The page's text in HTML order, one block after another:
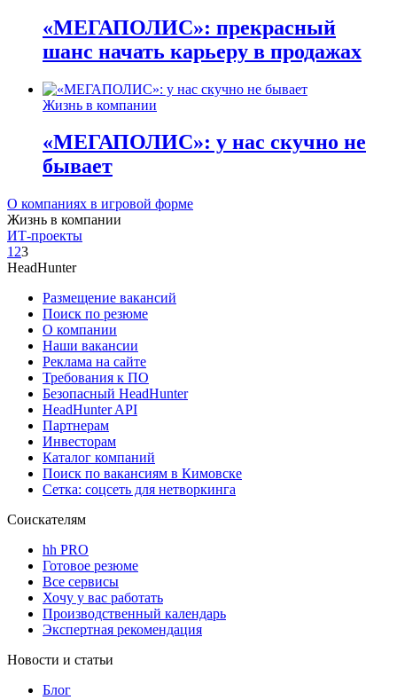
«МЕГАПОЛИС»: прекрасный
шанс начать карьеру в продажах
Жизнь в компании
«МЕГАПОЛИС»: у нас скучно не
бывает
О компаниях в игровой форме
Жизнь в компании
ИТ-проекты
1 23
HeadHunter
Размещение вакансий
Поиск по резюме
О компании
Наши вакансии
Реклама на сайте
Требования к ПО
Безопасный HeadHunter
HeadHunter API
Партнерам
Инвесторам
Каталог компаний
Поиск по вакансиям в Кимовске
Сетка: соцсеть для нетворкинга
Соискателям
hh PRO
Готовое резюме
Все сервисы
Хочу у вас работать
Производственный календарь
Экспертная рекомендация
Новости и статьи
Блог